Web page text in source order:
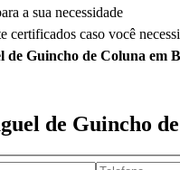
a sua necessidade
certificados caso você
de Guincho de Coluna em
de Guincho